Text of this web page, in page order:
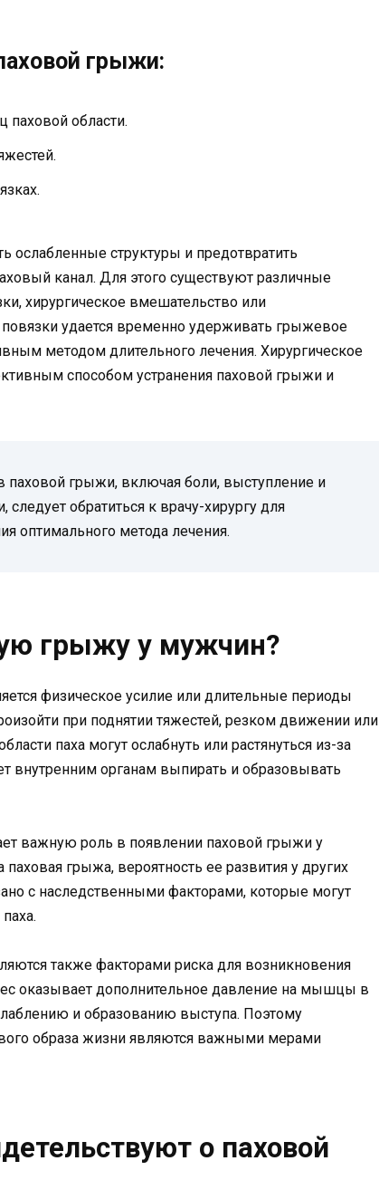
грыжи:
области.
ослабленные структуры и предотвратить
канал. Для этого существуют различные
хирургическое вмешательство или
удается временно удерживать грыжевое
методом длительного лечения. Хирургическое
способом устранения паховой грыжи и
паховой грыжи, включая боли, выступление и
обратиться к врачу-хирургу для
оптимального метода лечения.
грыжу у мужчин?
физическое усилие или длительные периоды
при поднятии тяжестей, резком движении или
паха могут ослабнуть или растянуться из-за
внутренним органам выпирать и образовывать
важную роль в появлении паховой грыжи у
грыжа, вероятность ее развития у других
с наследственными факторами, которые могут
также факторами риска для возникновения
оказывает дополнительное давление на мышцы в
и образованию выступа. Поэтому
образа жизни являются важными мерами
о паховой